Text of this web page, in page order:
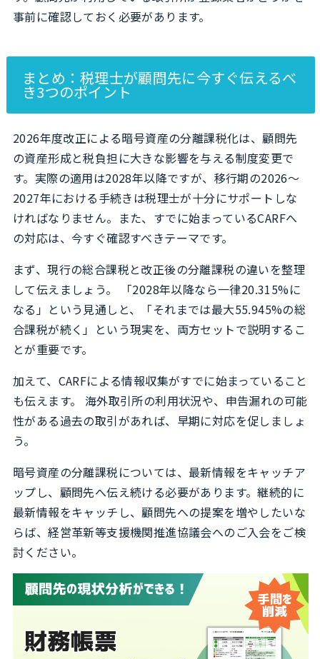
事前に確認しておく必要があります。
まとめ：税理士が顧問先に今すぐ伝えるべ
き3つのポイント
2026年度改正による暗号資産の分離課税化は、顧問先
の資産形成と税負担に大きな影響を与える制度変更で
す。実際の適用は2028年以降ですが、移行期の2026〜
2027年における手続きは税理士が十分にサポートしな
ければなりません。また、すでに始まっているCARFへ
の対応は、今すぐ確認すべきテーマです。
まず、現行の総合課税と改正後の分離課税の違いを整理
して伝えましょう。 「2028年以降なら一律20.315%に
なる」という見通しと、「それまでは最大55.945%の総
合課税が続く」という現実を、両方セットで説明するこ
とが重要です。
加えて、CARFによる情報収集がすでに始まっていること
も伝えます。 海外取引所の利用状況や、申告漏れの可能
性がある過去の取引があれば、早期に対応を促しましょ
う。
暗号資産の分離課税については、最新情報をキャッチア
ップし、顧問先へ伝え続ける必要があります。継続的に
最新情報をキャッチし、顧問先への提案を増やしたいな
らば、経営革新等支援機関推進協議会へのご入会をご検
討ください。